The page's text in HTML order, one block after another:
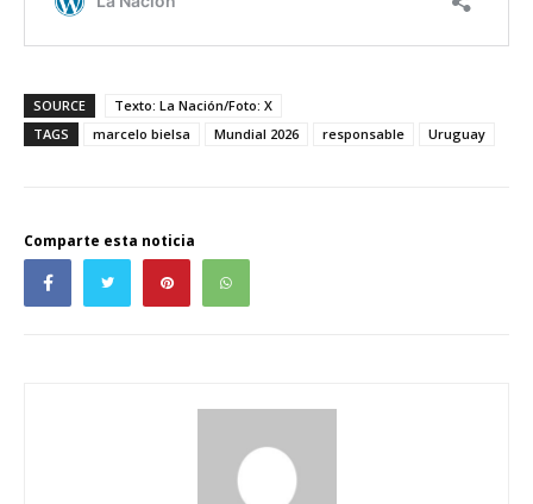
SOURCE
Texto: La Nación/Foto: X
TAGS
marcelo bielsa Mundial 2026 responsable Uruguay
Comparte esta noticia